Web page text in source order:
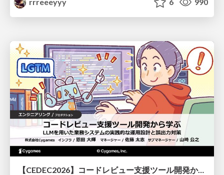
【CEDEC2026】コードレビュー支援ツール開発から学ぶ：LLMを用いた業務システムの実践的な運用設計と誤出力対策